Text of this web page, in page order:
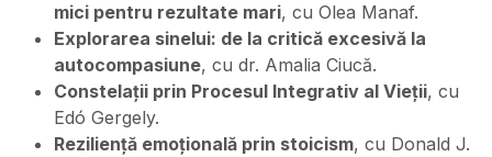
mici pentru rezultate mari, cu Olea Manaf.
Explorarea sinelui: de la critică excesivă la
autocompasiune, cu dr. Amalia Ciucă.
Constelații prin Procesul Integrativ al Vieții, cu
Edó Gergely.
Reziliență emoțională prin stoicism, cu Donald J.